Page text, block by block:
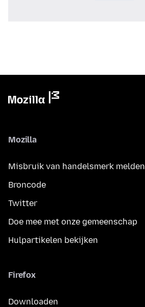
Mozilla
Misbruik van handelsmerk melden
Broncode
Twitter
Doe mee met onze gemeenschap
Hulpartikelen bekijken
Firefox
Downloaden